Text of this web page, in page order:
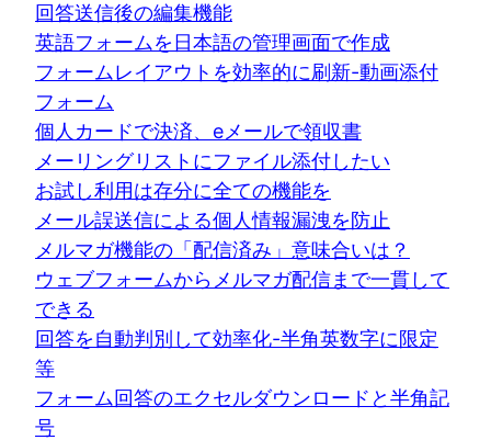
回答送信後の編集機能
英語フォームを日本語の管理画面で作成
フォームレイアウトを効率的に刷新-動画添付
フォーム
個人カードで決済、eメールで領収書
メーリングリストにファイル添付したい
お試し利用は存分に全ての機能を
メール誤送信による個人情報漏洩を防止
メルマガ機能の「配信済み」意味合いは？
ウェブフォームからメルマガ配信まで一貫して
できる
回答を自動判別して効率化-半角英数字に限定
等
フォーム回答のエクセルダウンロードと半角記
号